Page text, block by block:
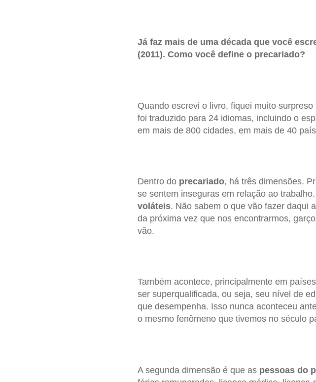
Já faz mais de uma década que você
(2011). Como você define o precariado?
Quando escrevi o livro, fiquei muito
foi traduzido para 24 idiomas, incluindo o
em mais de 800 cidades, em mais de 40
Dentro do precariado, há três dimensões.
se sentem inseguras em relação ao
voláteis. Não sabem o que vão fazer daqui
da próxima vez que nos encontrarmos,
vão.
Também acontece, principalmente em
ser superqualificada, ou seja, seu nível de
que desempenha. Isso nunca aconteceu
o mesmo fenômeno que tivemos no século
A segunda dimensão é que as pessoas do